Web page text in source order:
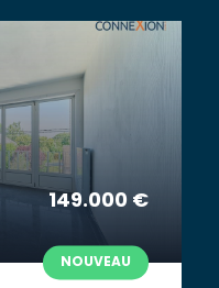
149.000 €
NOUVEAU